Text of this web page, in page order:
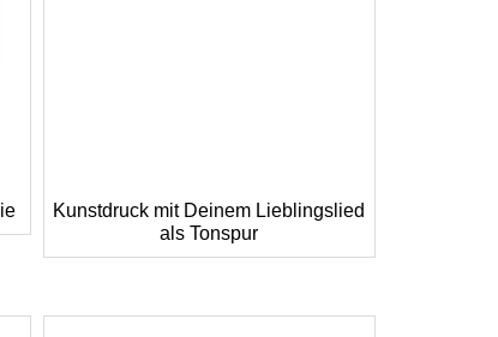
Kunstdruck mit Deinem Lieblingslied
als Tonspur